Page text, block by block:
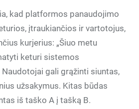
kad platformos panaudojimo
įtraukiančios ir vartotojus,
kurjerius: „Šiuo metu
keturi sistemos
gali grąžinti siuntas,
užsakymus. Kitas būdas
iš taško A į tašką B.